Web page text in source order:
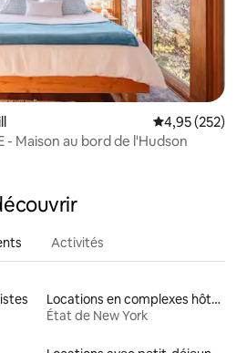
Évaluation
4,95 (252)
- Maison au bord de l'Hudson
Activités
Locations en complexes hôteliers
État de New York